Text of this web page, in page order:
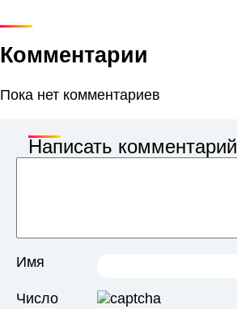
Комментарии
Пока нет комментариев
Написать комментарий
Имя
Число